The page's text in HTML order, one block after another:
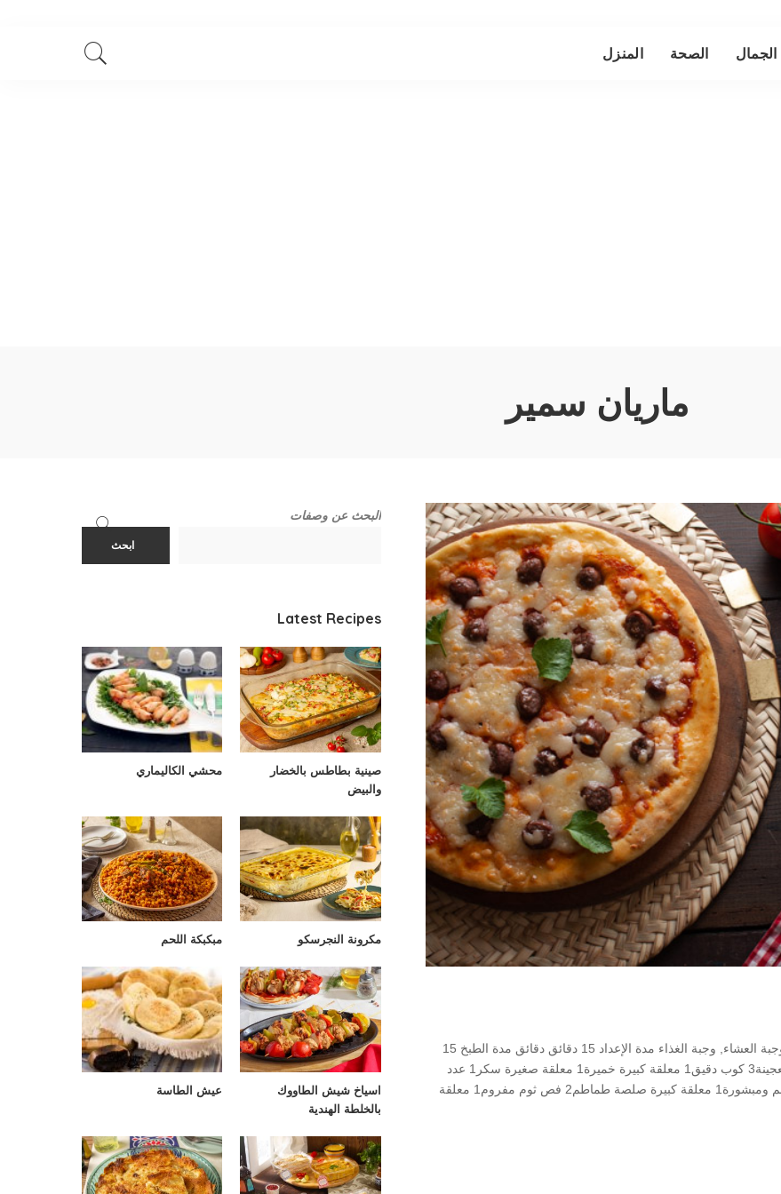
الجمال الصحة المنزل
ماريان سمير
Print Pin بيتزا بالسجق مطبخ طبق رئيسي, لحوم, مطبخ إيطالي, وجبة العشاء, وجبة الغذاء مدة الإعداد 15 دقائق دقائق مدة الطبخ 15
دقائق دقائق الوقت الكلي 30 دقائق دقائق Servings 4 المقاديرللعجينة3 كوب دقيق1 معلقة كبيرة خميرة1 معلقة صغيرة سكر1 عدد
بيض1 كوب ماء دافئ1 معلقة كبيرة زيتللصلصةطماطم كبيرة الحجم ومبشورة1 معلقة كبيرة صلصة طماطم2 فص ثوم مفروم1 معلقة
البحث عن وصفات
ابحث
Latest Recipes
صينية بطاطس بالخضار
والبيض
محشي الكاليماري
مكرونة النجرسكو مبكبكة اللحم
اسياخ شيش الطاووك
بالخلطة الهندية
عيش الطاسة